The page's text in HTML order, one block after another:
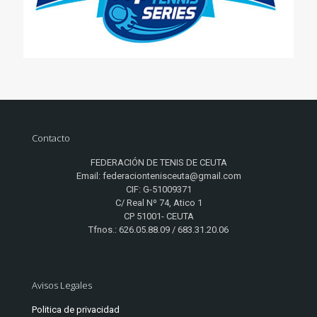
Contacto
FEDERACIÓN DE TENIS DE CEUTA
Email: federaciontenisceuta@gmail.com
CIF: G-51009371
C/ Real Nº 74, Atico 1
CP 51001- CEUTA
Tfnos.: 626.05.88.09 / 683.31.20.06
Avisos Legales
Politica de privacidad